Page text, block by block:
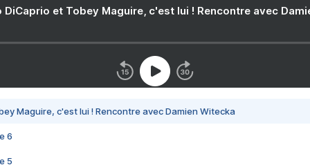
DiCaprio et Tobey Maguire, c'est lui ! Rencontre avec
Maguire, c'est lui ! Rencontre avec Damien Witecka
6
5